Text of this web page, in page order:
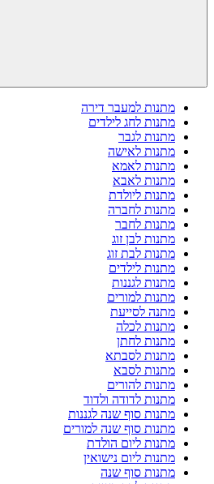
מתנות למעבר דירה
מתנות לחג לילדים
מתנות לגבר
מתנות לאישה
מתנות לאמא
מתנות לאבא
מתנות ליולדת
מתנות לחברה
מתנות לחבר
מתנות לבן זוג
מתנות לבת זוג
מתנות לילדים
מתנות לגננות
מתנות למורים
מתנה לסייעת
מתנות לכלה
מתנות לחתן
מתנות לסבתא
מתנות לסבא
מתנות להורים
מתנות לדודה ולדוד
מתנות סוף שנה לגננות
מתנות סוף שנה למורים
מתנות ליום הולדת
מתנות ליום נישואין
מתנות סוף שנה